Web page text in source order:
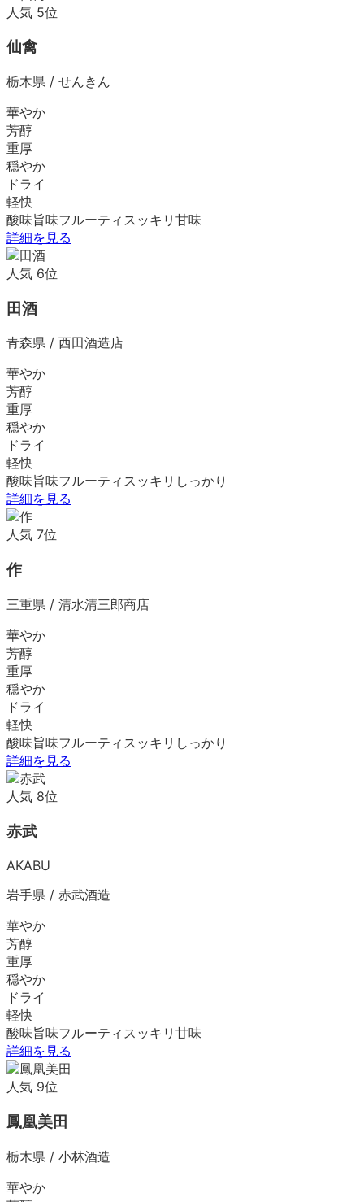
人気 5位
仙禽
栃木県 / せんきん
華やか
芳醇
重厚
穏やか
ドライ
軽快
酸味旨味フルーティ スッキリ 甘味
詳細を見る
人気 6位
田酒
青森県 / 西田酒造店
華やか
芳醇
重厚
穏やか
ドライ
軽快
酸味旨味フルーティ スッキリ しっかり
詳細を見る
人気 7位
作
三重県 / 清水清三郎商店
華やか
芳醇
重厚
穏やか
ドライ
軽快
酸味旨味フルーティ スッキリ しっかり
詳細を見る
人気 8位
赤武
AKABU
岩手県 / 赤武酒造
華やか
芳醇
重厚
穏やか
ドライ
軽快
酸味旨味フルーティ スッキリ 甘味
詳細を見る
人気 9位
鳳凰美田
栃木県 / 小林酒造
華やか